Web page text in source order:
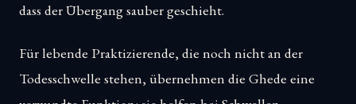
dass der Übergang sauber geschieht.
Für lebende Praktizierende, die noch nicht an der
Todesschwelle stehen, übernehmen die Ghede eine